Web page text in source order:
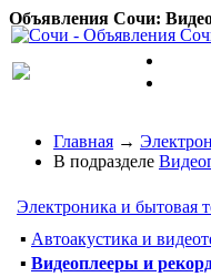
Объявления Сочи:
Главная →
В подразделе
Электроника и бытовая
▪ Автоакустика и
▪ Видеоплееры и